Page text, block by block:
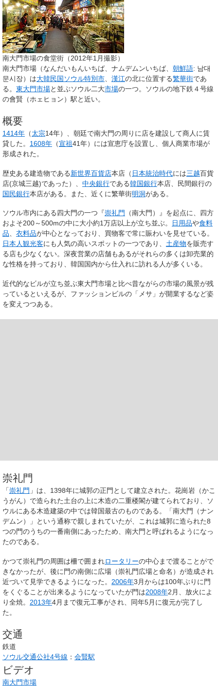
南大門市場の食堂街 （2012年1月撮影）
南大門市場 （なんだいもんいちば、ナムデムンいちば、 朝鮮語: 남대
문시장）は大韓民国ソウル特別市 漢江の北に位置する繁華街であ
る。 東大門市場と並ぶソウル二大市場の一つ。ソウルの地下鉄４号線
の會賢（ホェヒョン）駅と近い。
概要
1414年 （太宗14年）、朝廷で南大門の周りに店を建設して商人に賃
貸した。 1608年 （宣祖41年）には宣恵庁を設置し、個人商業市場が
形成された。
歴史ある建造物である新世界百貨店本店（ 日本統治時代には三越百貨
店(京城三越)であった）、 中央銀行である韓国銀行本店、民間銀行の
国民銀行本店がある。また、近くに繁華街明洞がある。
ソウル市内にある四大門の一つ『崇礼門
（南大門）』を起点に、四方
およそ200～500mの中に大小約1万店以上が立ち並ぶ。
日用品や食料
品、 衣料品が中心となっており、買物客で常に賑わいを見せている。
日本人観光客にも人気の高いスポットの一つであり、 土産物を販売す
る店も少なくない。深夜営業の店舗もあるがそれらの多くは卸売業的
な性格を持っており、韓国国内から仕入れに訪れる人が多くいる。
近代的なビルが立ち並ぶ東大門市場と比べ昔ながらの市場の風景が残
っているといえるが、ファッションビルの「メサ」が開業するなど姿
を変えつつある。
崇礼門
「崇礼門 」は、1398年に城郭の正門として建立された。花崗岩（かこ
うがん）で造られた土台の上に木造の二重楼閣が建てられており、ソ
ウルにある木造建築の中では韓国最古のものである。「南大門（ナン
デムン）」という通称で親しまれていたが、これは城郭に造られた8
つの門のうちの一番南側にあったため、南大門と呼ばれるようになっ
たのである。
かつて崇礼門の周囲は柵で囲まれロータリーの中心まで渡ることがで
きなかったが、後に門の南側に広場（崇礼門広場と命名）が造成され
近づいて見学できるようになった。 2006年3月からは100年ぶりに門
をくぐることが出来るようになっていたが門は2008年2月、放火によ
り全焼。 2013年4月まで復元工事がされ、同年5月に復元が完了し
た。
交通
鉄道
ソウル交通公社4号線 ： 会賢駅
ビデオ
南大門市場